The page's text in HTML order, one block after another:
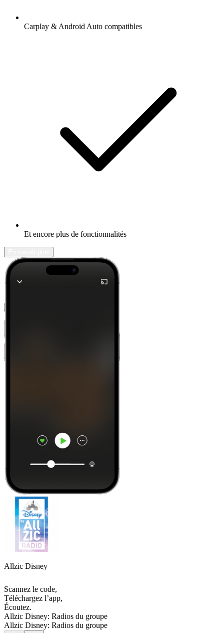
Carplay & Android Auto compatibles
Et encore plus de fonctionnalités
Allzic Disney
Scannez le code,
Téléchargez l’app,
Écoutez.
Allzic Disney: Radios du groupe
Allzic Disney: Radios du groupe